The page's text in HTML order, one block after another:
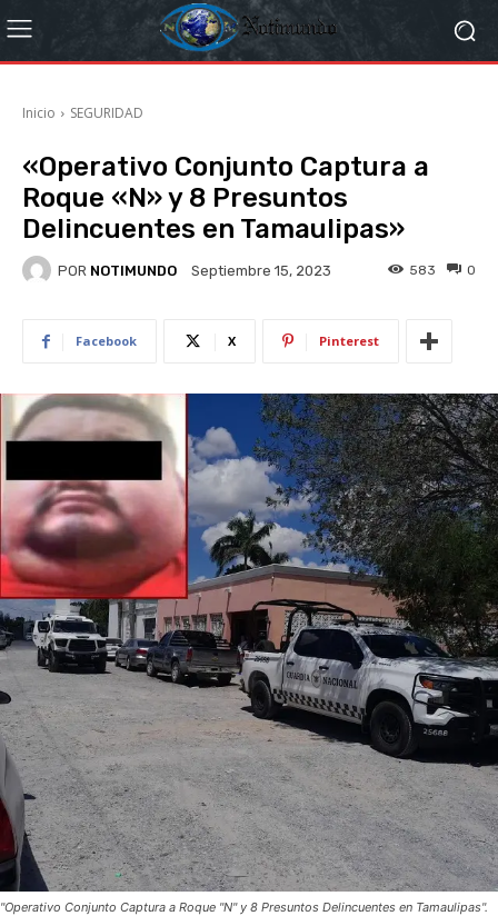
Inicio SEGURIDAD
«Operativo Conjunto Captura a
Roque «N» y 8 Presuntos
Delincuentes en Tamaulipas»
POR NOTIMUNDO Septiembre 15, 2023 0
583
Facebook X Pinterest
"Operativo Conjunto Captura a Roque "N" y 8 Presuntos Delincuentes en Tamaulipas".